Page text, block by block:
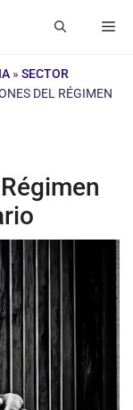
» SECTOR
DEL RÉGIMEN